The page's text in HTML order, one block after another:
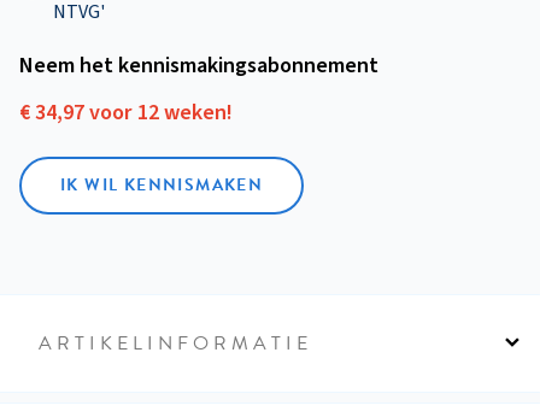
NTVG'
Neem het kennismakings­abonnement
€ 34,97 voor 12 weken!
IK WIL KENNISMAKEN
ARTIKELINFORMATIE